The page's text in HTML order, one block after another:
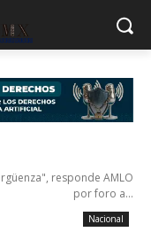
responde AMLO
por foro a...
Nacional